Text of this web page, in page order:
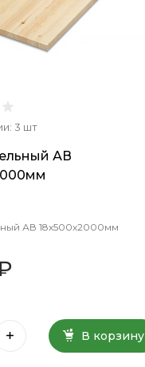
3 шт
АВ
АВ 18х500х2000мм
В корзину